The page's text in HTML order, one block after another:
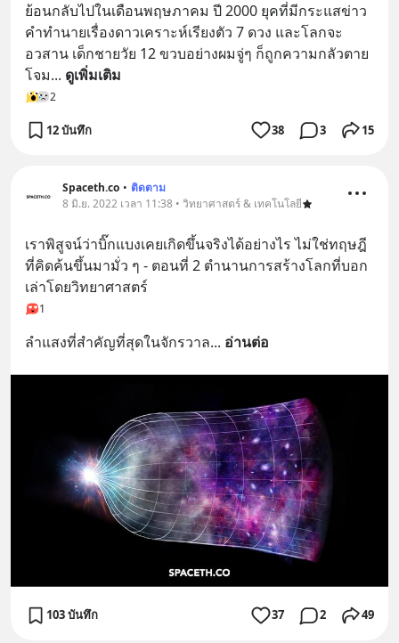
ย้อนกลับไปในเดือนพฤษภาคม ปี 2000 ยุคที่มีกระแสข่าว
คำทำนายเรื่องดาวเคราะห์เรียงตัว 7 ดวง และโลกจะ
อวสาน เด็กชายวัย 12 ขวบอย่างผมจู่ๆ ก็ถูกความกลัวตาย
โจม... ดูเพิ่มเติม
2
12 บันทึก 38 3 15
Spaceth.co • ติดตาม
8 มิ.ย. 2022 เวลา 11:38 • วิทยาศาสตร์ & เทคโนโลยี
เราพิสูจน์ว่าบิ๊กแบงเคยเกิดขึ้นจริงได้อย่างไร ไม่ใช่ทฤษฎี
ที่คิดค้นขึ้นมามั่ว ๆ - ตอนที่ 2 ตำนานการสร้างโลกที่บอก
เล่าโดยวิทยาศาสตร์
1
ลำแสงที่สำคัญที่สุดในจักรวาล... อ่านต่อ
103 บันทึก 37 2 49